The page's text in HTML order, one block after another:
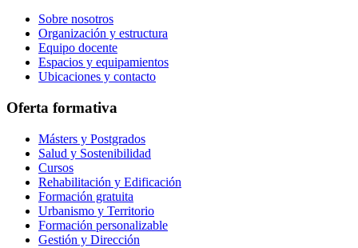
Sobre nosotros
Organización y estructura
Equipo docente
Espacios y equipamientos
Ubicaciones y contacto
Oferta formativa
Másters y Postgrados
Salud y Sostenibilidad
Cursos
Rehabilitación y Edificación
Formación gratuita
Urbanismo y Territorio
Formación personalizable
Gestión y Dirección